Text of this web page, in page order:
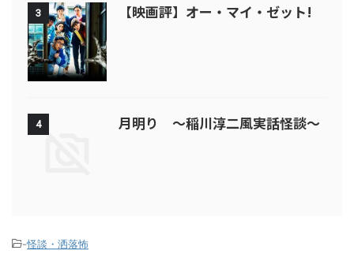
3 【映画評】オー・マイ・ゼット!
4 月明り ～稲川淳二風実話怪談～
-怪談・洒落怖